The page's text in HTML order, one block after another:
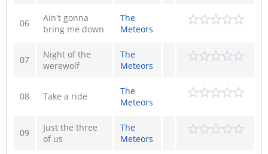
06
Ain't gonna
bring me down
The
Meteors
07
Night of the
werewolf
The
Meteors
08 Take a ride
The
Meteors
09
Just the three
of us
The
Meteors